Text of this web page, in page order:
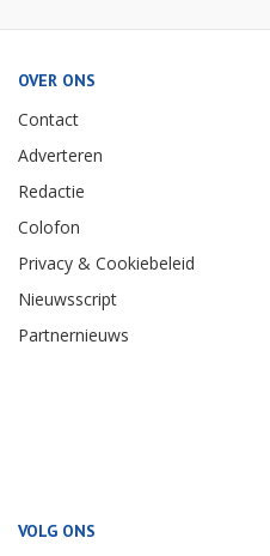
OVER ONS
Contact
Adverteren
Redactie
Colofon
Privacy & Cookiebeleid
Nieuwsscript
Partnernieuws
VOLG ONS